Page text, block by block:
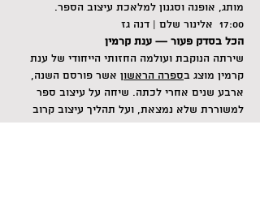
מותג, אופנה וסגנון למלאכת עיצוב הספר.
17:00  אלינור שלם | דנה גז
הכל בסדק פעור — ענת קרמין
שירתה הנוקבת ועולמה החזותי הייחודי של ענת
קרמין מוצג בספרה הראשון אשר פורסם השנה,
ארבע שנים אחרי לכתה. שיחה על עיצוב ספר
למשוררת שלא נמצאת, ועל תהליך עיצוב קרוב
ומפורק. באירוע יוקרן סרטה של קרמין ״השירה